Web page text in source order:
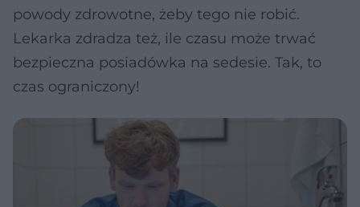
powody zdrowotne, żeby tego nie robić.
Lekarka zdradza też, ile czasu może trwać
bezpieczna posiadówka na sedesie. Tak, to
czas ograniczony!